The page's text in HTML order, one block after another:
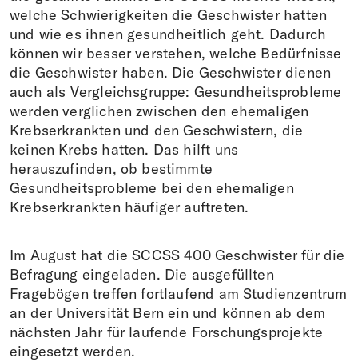
welche Schwierigkeiten die Geschwister hatten
und wie es ihnen gesundheitlich geht. Dadurch
können wir besser verstehen, welche Bedürfnisse
die Geschwister haben. Die Geschwister dienen
auch als Vergleichsgruppe: Gesundheitsprobleme
werden verglichen zwischen den ehemaligen
Krebserkrankten und den Geschwistern, die
keinen Krebs hatten. Das hilft uns
herauszufinden, ob bestimmte
Gesundheitsprobleme bei den ehemaligen
Krebserkrankten häufiger auftreten.
Im August hat die SCCSS 400 Geschwister für die
Befragung eingeladen. Die ausgefüllten
Fragebögen treffen fortlaufend am Studienzentrum
an der Universität Bern ein und können ab dem
nächsten Jahr für laufende Forschungsprojekte
eingesetzt werden.